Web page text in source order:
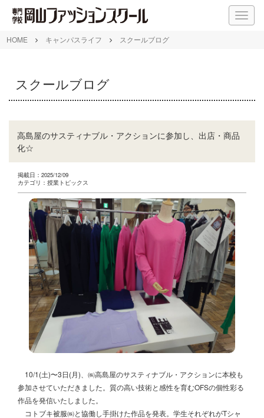
M
E
HOME キャンパスライフ スクールブログ
スクールブログ
高島屋のサスティナブル・アクションに参加し、出店・商品
化☆
掲載日：2025/12/09
カテゴリ：授業トピックス
10/1(土)〜3日(月)、㈱高島屋のサスティナブル・アクションに本校も
参加させていただきました。質の高い技術と感性を育むOFSの個性彩る
作品を発信いたしました。
コトブキ被服㈱と協働し手掛けた作品を発表。学生それぞれがTシャ